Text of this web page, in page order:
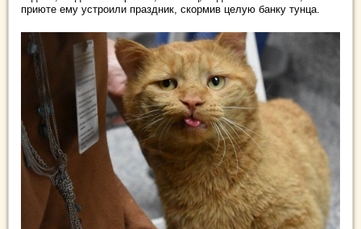
приюте ему устроили праздник, скормив целую банку тунца.